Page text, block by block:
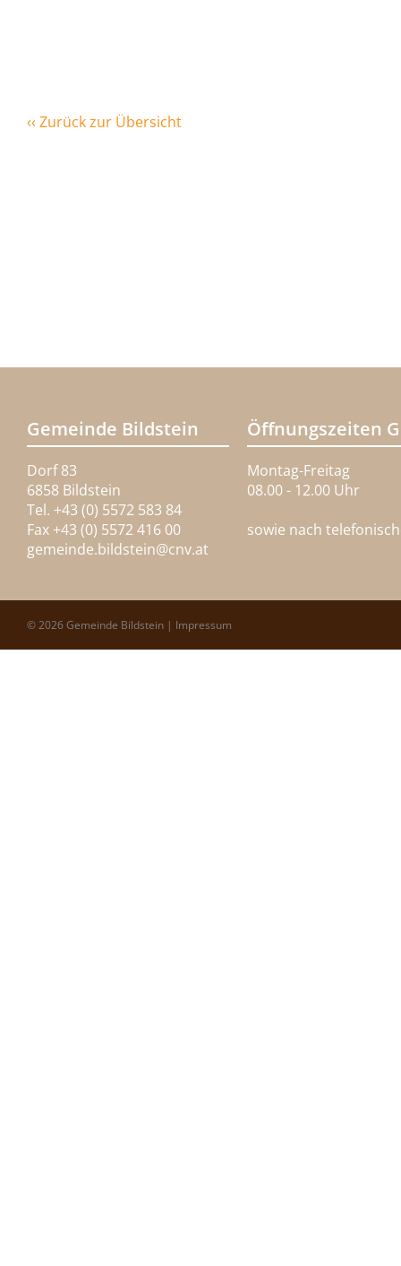
‹‹ Zurück zur Übersicht
Gemeinde Bildstein
Dorf 83
6858 Bildstein
Tel. +43 (0) 5572 583 84
Fax +43 (0) 5572 416 00
gemeinde.bildstein@cnv.at
Öffnungszeiten
Montag-Freitag
08.00 - 12.00 Uhr
sowie nach
© 2026 Gemeinde Bildstein | Impressum